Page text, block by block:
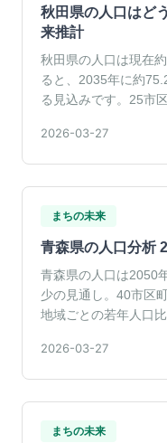
秋田県の人口はど
来推計
秋田県の人口は現在
ると、2035年に約
る見込みです。25市
2026-03-27
まちの未来
青森県の人口分析
青森県の人口は2050
少の見通し。40市区
地域ごとの若年人口
2026-03-27
まちの未来